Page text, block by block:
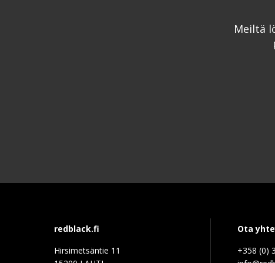
Meiltä
redblack.fi
Hirsimetsäntie 11
Ota
+358 (0)